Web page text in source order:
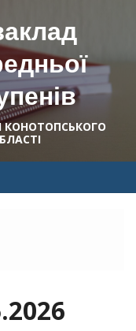
КОНОТОПСЬКОГО